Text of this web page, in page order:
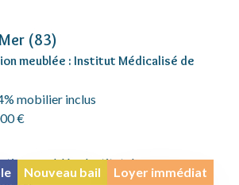
(83)
meublée : Institut Médicalisé de
mobilier inclus
€
Nouveau bail Loyer immédiat